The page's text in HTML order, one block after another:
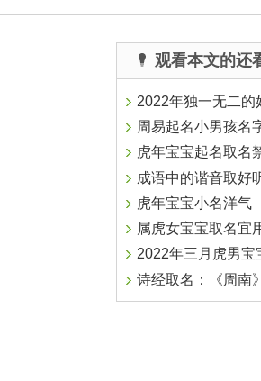
观看本文的还
2022年独一无二的
周易起名小男孩名
虎年宝宝起名取名
成语中的谐音取好
虎年宝宝小名洋气
属虎女宝宝取名宜
2022年三月虎男宝
诗经取名：《周南